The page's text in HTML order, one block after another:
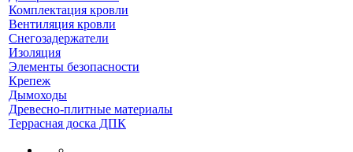
Комплектация кровли
Вентиляция кровли
Снегозадержатели
Изоляция
Элементы безопасности
Крепеж
Дымоходы
Древесно-плитные материалы
Террасная доска ДПК